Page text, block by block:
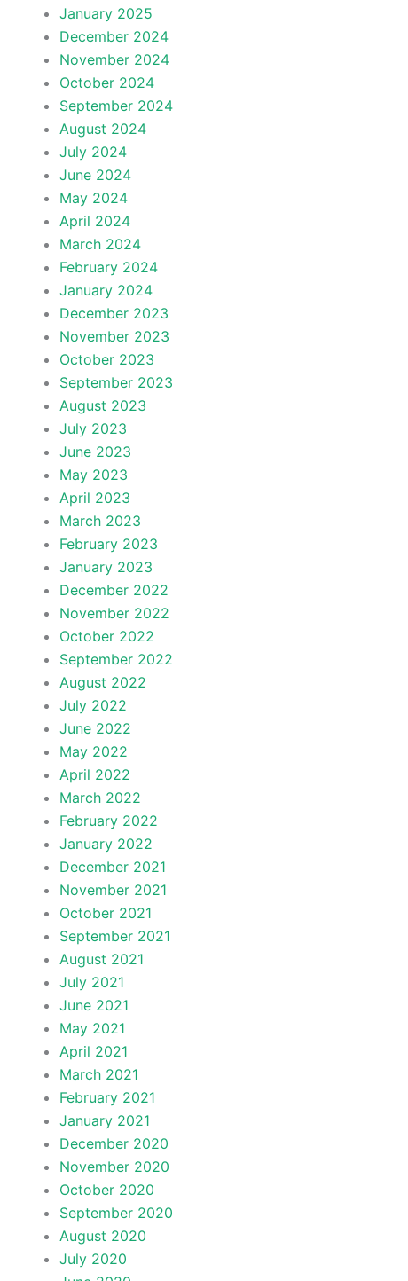
January 2025
December 2024
November 2024
October 2024
September 2024
August 2024
July 2024
June 2024
May 2024
April 2024
March 2024
February 2024
January 2024
December 2023
November 2023
October 2023
September 2023
August 2023
July 2023
June 2023
May 2023
April 2023
March 2023
February 2023
January 2023
December 2022
November 2022
October 2022
September 2022
August 2022
July 2022
June 2022
May 2022
April 2022
March 2022
February 2022
January 2022
December 2021
November 2021
October 2021
September 2021
August 2021
July 2021
June 2021
May 2021
April 2021
March 2021
February 2021
January 2021
December 2020
November 2020
October 2020
September 2020
August 2020
July 2020